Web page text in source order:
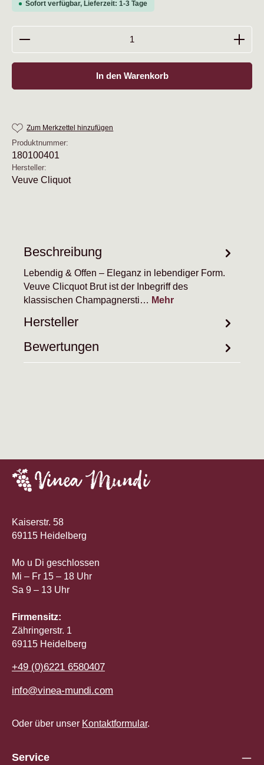
Sofort verfügbar, Lieferzeit: 1-3 Tage
Produkt Anzahl: Gib den gewünschten Wert ein
In den Warenkorb
Zum Merkzettel hinzufügen
Produktnummer:
180100401
Hersteller:
Veuve Cliquot
Beschreibung
Lebendig & Offen – Eleganz in lebendiger Form.
Veuve Clicquot Brut ist der Inbegriff des
klassischen Champagnersti… Mehr
Hersteller
Bewertungen
Kaiserstr. 58
69115 Heidelberg
Mo u Di geschlossen
Mi – Fr 15 – 18 Uhr
Sa 9 – 13 Uhr
Firmensitz:
Zähringerstr. 1
69115 Heidelberg
+49 (0)6221 6580407
info@vinea-mundi.com
Oder über unser Kontaktformular.
Service